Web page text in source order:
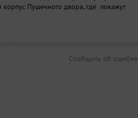
корпус Пушечного двора, где покажут
альтернативное прочтение
Васильева – мощное,
Сообщить об ошибке